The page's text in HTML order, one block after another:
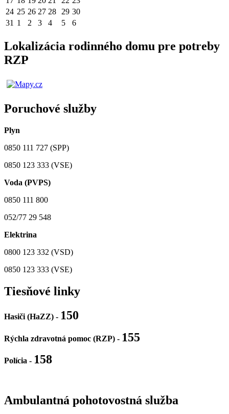
24 25 26 27 28 29 30
31 1 2 3 4 5 6
Lokalizácia rodinného domu pre potreby
RZP
Poruchové služby
Plyn
0850 111 727 (SPP)
0850 123 333 (VSE)
Voda (PVPS)
0850 111 800
052/77 29 548
Elektrina
0800 123 332 (VSD)
0850 123 333 (VSE)
Tiesňové linky
Hasiči (HaZZ) - 150
Rýchla zdravotná pomoc (RZP) - 155
Polícia - 158
Ambulantná pohotovostná služba